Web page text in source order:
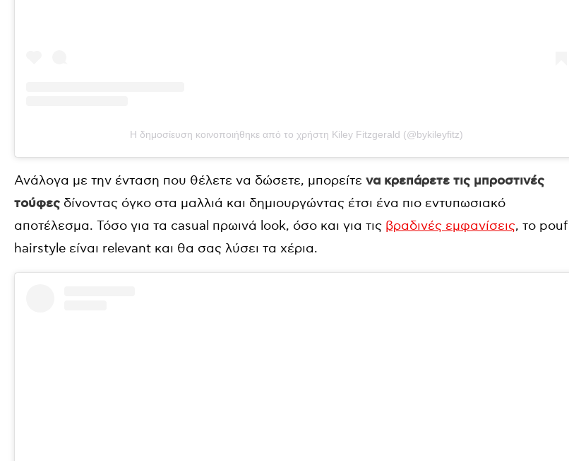
Η δημοσίευση κοινοποιήθηκε από το χρήστη Kiley Fitzgerald (@bykileyfitz)
Ανάλογα με την ένταση που θέλετε να δώσετε, μπορείτε να κρεπάρετε τις μπροστινές
τούφες δίνοντας όγκο στα μαλλιά και δημιουργώντας έτσι ένα πιο εντυπωσιακό
αποτέλεσμα. Τόσο για τα casual πρωινά look, όσο και για τις βραδινές εμφανίσεις, το pouf
hairstyle είναι relevant και θα σας λύσει τα χέρια.